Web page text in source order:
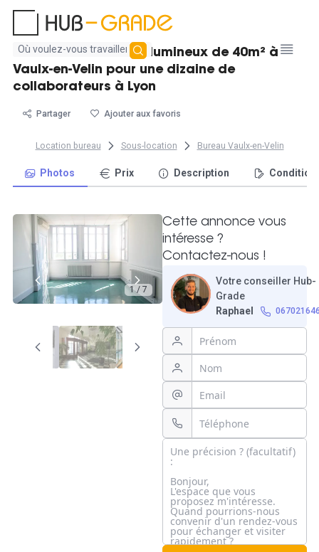
Aucun
résultat
Grand bureau fermé lumineux de 40m² à
Vaulx-en-Velin pour une dizaine de
collaborateurs à Lyon
Partager Ajouter aux favoris
Location bureau Sous-location Bureau Vaulx-en-Velin
Photos Prix Description
1 / 7
Cette annonce vous
intéresse ?
Contactez-nous !
Votre conseiller Hub-
Grade
Raphael